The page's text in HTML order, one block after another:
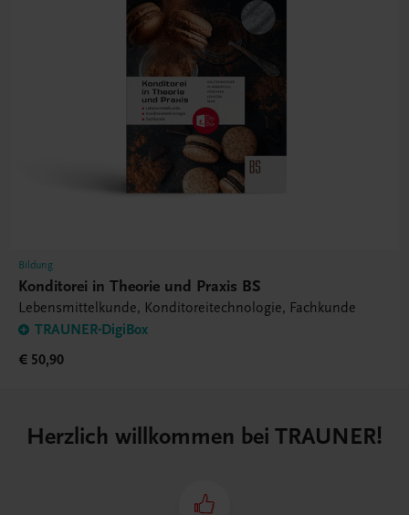
Bildung
Konditorei in Theorie und Praxis BS
Lebensmittelkunde, Konditoreitechnologie, Fachkunde
TRAUNER-DigiBox
€ 50,90
Herzlich willkommen bei TRAUNER!